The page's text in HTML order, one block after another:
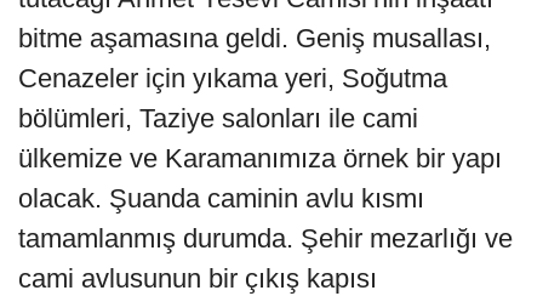
bitme aşamasına geldi. Geniş musallası,
Cenazeler için yıkama yeri, Soğutma
bölümleri, Taziye salonları ile cami
ülkemize ve Karamanımıza örnek bir yapı
olacak. Şuanda caminin avlu kısmı
tamamlanmış durumda. Şehir mezarlığı ve
cami avlusunun bir çıkış kapısı